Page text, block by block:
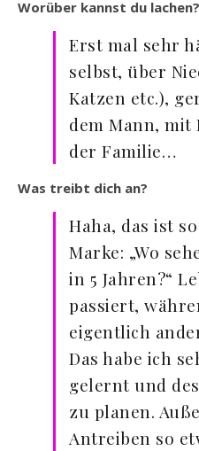
Worüber kannst du lachen?
Erst mal sehr
selbst, über
Katzen etc.),
dem Mann,
der Familie…
Was treibt dich an?
Haha, das ist
Marke: „Wo
in 5 Jahren?“
passiert,
eigentlich
Das habe ich
gelernt und
zu planen.
Antreiben so